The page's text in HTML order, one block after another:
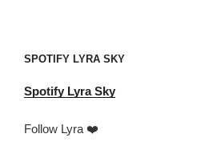
SPOTIFY LYRA SKY
Spotify Lyra Sky
Follow Lyra ❤️